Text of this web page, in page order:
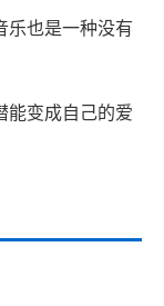
乐也是一种没有
能变成自己的爱